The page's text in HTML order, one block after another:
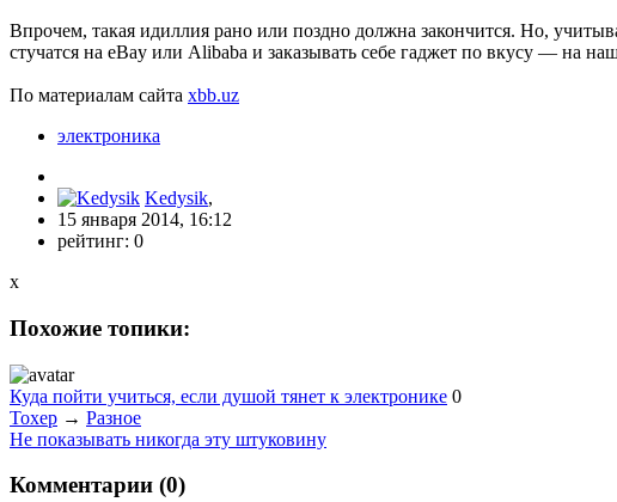
Впрочем, такая идиллия рано или поздно должна закончится. Но,
стучатся на eBay или Alibaba и заказывать себе гаджет по вкусу — на
По материалам сайта xbb.uz
электроника
Kedysik,
15 января 2014, 16:12
рейтинг: 0
x
Похожие топики:
Куда пойти учиться, если душой тянет к электронике 0
Toxep → Разное
Не показывать никогда эту штуковину
Комментарии (0)